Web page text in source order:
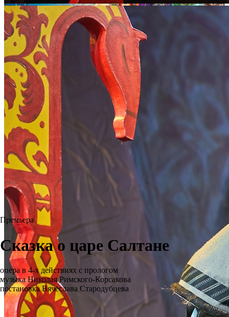
Премьера
Сказка о царе Салтане
опера в 4-х действиях с прологом
музыка Николая Римского-Корсакова
постановка Вячеслава Стародубцева